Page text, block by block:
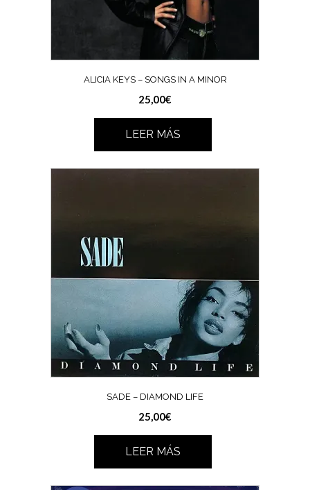
ALICIA KEYS – SONGS IN A MINOR
25,00€
LEER MÁS
SADE – DIAMOND LIFE
25,00€
LEER MÁS